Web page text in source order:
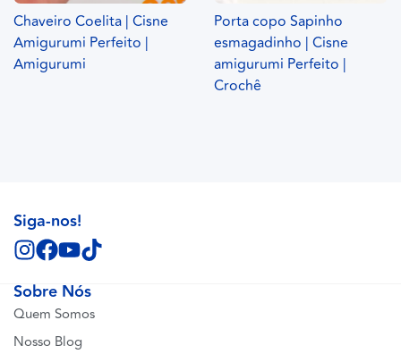
Chaveiro Coelita | Cisne
Amigurumi Perfeito |
Amigurumi
Porta copo Sapinho
esmagadinho | Cisne
amigurumi Perfeito |
Crochê
Sobre Nós
Quem Somos
Nosso Blog
Siga-nos!